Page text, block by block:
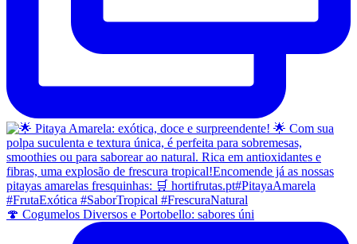
🍄 Cogumelos Diversos e Portobello: sabores úni